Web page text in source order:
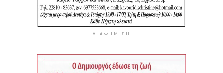
ΔΙΑΦΉΜΙΣΗ